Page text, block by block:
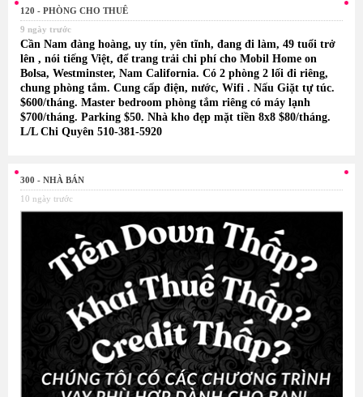
120 - PHÒNG CHO THUÊ
9 ngày trước
Cần Nam đàng hoàng, uy tín, yên tĩnh, đang đi làm, 49 tuổi trở
lên , nói tiếng Việt, để trang trải chi phí cho Mobil Home on
Bolsa, Westminster, Nam California. Có 2 phòng 2 lối đi riêng,
chung phòng tắm. Cung cấp điện, nước, Wifi . Nấu Giặt tự túc.
$600/tháng. Master bedroom phòng tắm riêng có máy lạnh
$700/tháng. Parking $50. Nhà kho đẹp mặt tiền 8x8 $80/tháng.
L/L Chi Quyên 510-381-5920
300 - NHÀ BÁN
10 ngày trước